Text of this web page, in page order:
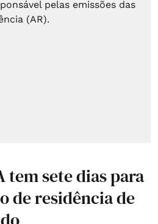
sete dias para
de residência de